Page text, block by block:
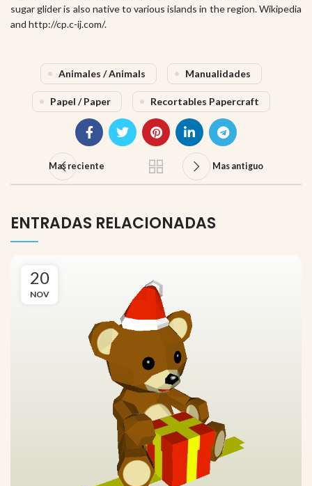
sugar glider is also native to various islands in the region. Wikipedia
and http://cp.c-ij.com/.
Animales / Animals Manualidades
Papel / Paper Recortables Papercraft
Mas reciente Mas antiguo
ENTRADAS RELACIONADAS
20
NOV